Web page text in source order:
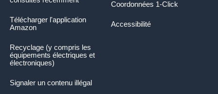
Coordonnées 1-Click
Accessibilité
Télécharger l'application
Amazon
Recyclage (y compris les
équipements électriques et
électroniques)
Signaler un contenu illégal